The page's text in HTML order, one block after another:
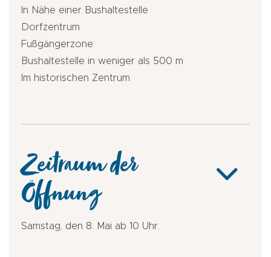
In Nähe einer Bushaltestelle
Dorfzentrum
Fußgängerzone
Bushaltestelle in weniger als 500 m
Im historischen Zentrum
Zeitraum der
Öffnung
Samstag, den 8. Mai ab 10 Uhr.